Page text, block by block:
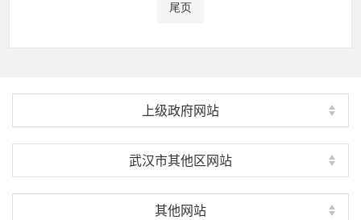
尾页
上级政府网站
武汉市其他区网站
其他网站